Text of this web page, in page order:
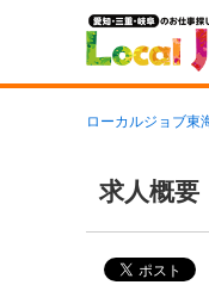
ローカルジョブ東
求人概要